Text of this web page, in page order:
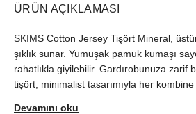
ÜRÜN AÇIKLAMASI
SKIMS Cotton Jersey Tişört Mineral,
şıklık sunar. Yumuşak pamuk kumaşı
rahatlıkla giyilebilir. Gardırobunuza zarif
tişört, minimalist tasarımıyla her
Devamını oku